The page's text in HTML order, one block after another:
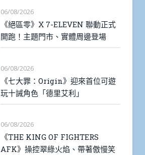
06/08/2026
《絕區零》X 7-ELEVEN 聯動正式
開跑！主題門市、實體周邊登場
06/08/2026
《七大罪：Origin》迎來首位可遊
玩十誡角色「德里艾利」
06/08/2026
《THE KING OF FIGHTERS
AFK》操控翠綠火焰、帶著傲慢笑